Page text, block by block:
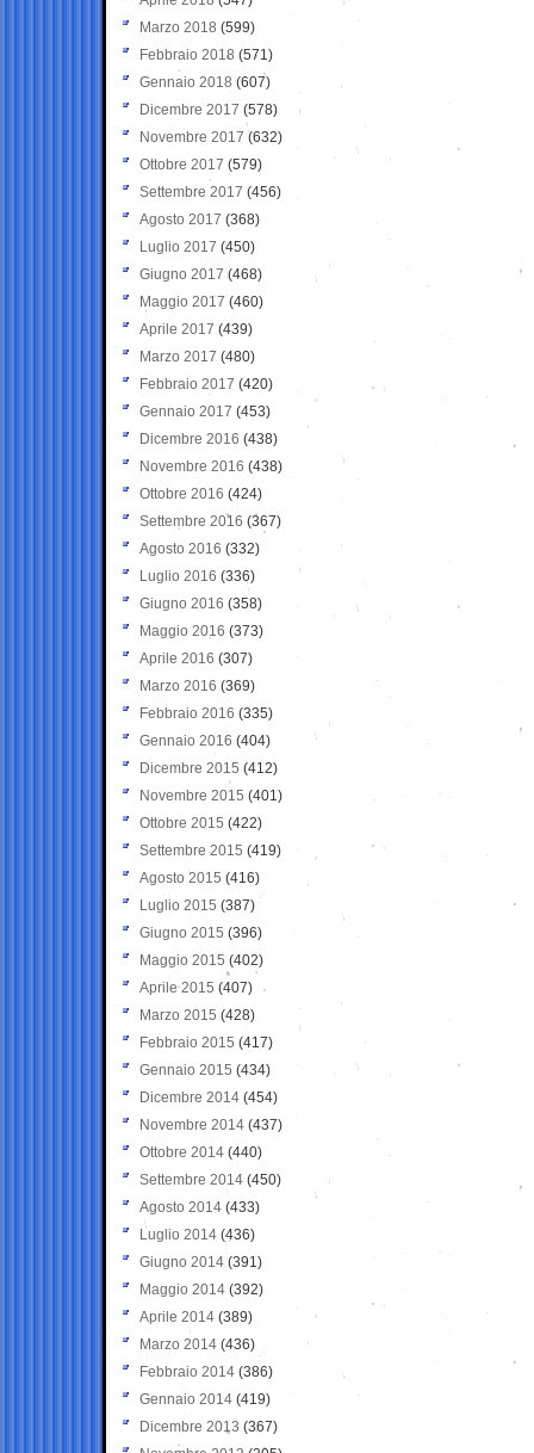
Marzo 2018 (599)
Febbraio 2018 (571)
Gennaio 2018 (607)
Dicembre 2017 (578)
Novembre 2017 (632)
Ottobre 2017 (579)
Settembre 2017 (456)
Agosto 2017 (368)
Luglio 2017 (450)
Giugno 2017 (468)
Maggio 2017 (460)
Aprile 2017 (439)
Marzo 2017 (480)
Febbraio 2017 (420)
Gennaio 2017 (453)
Dicembre 2016 (438)
Novembre 2016 (438)
Ottobre 2016 (424)
Settembre 2016 (367)
Agosto 2016 (332)
Luglio 2016 (336)
Giugno 2016 (358)
Maggio 2016 (373)
Aprile 2016 (307)
Marzo 2016 (369)
Febbraio 2016 (335)
Gennaio 2016 (404)
Dicembre 2015 (412)
Novembre 2015 (401)
Ottobre 2015 (422)
Settembre 2015 (419)
Agosto 2015 (416)
Luglio 2015 (387)
Giugno 2015 (396)
Maggio 2015 (402)
Aprile 2015 (407)
Marzo 2015 (428)
Febbraio 2015 (417)
Gennaio 2015 (434)
Dicembre 2014 (454)
Novembre 2014 (437)
Ottobre 2014 (440)
Settembre 2014 (450)
Agosto 2014 (433)
Luglio 2014 (436)
Giugno 2014 (391)
Maggio 2014 (392)
Aprile 2014 (389)
Marzo 2014 (436)
Febbraio 2014 (386)
Gennaio 2014 (419)
Dicembre 2013 (367)